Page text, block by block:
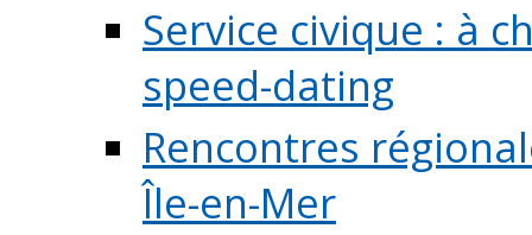
Service civique : à
speed-dating
Rencontres
Île-en-Mer